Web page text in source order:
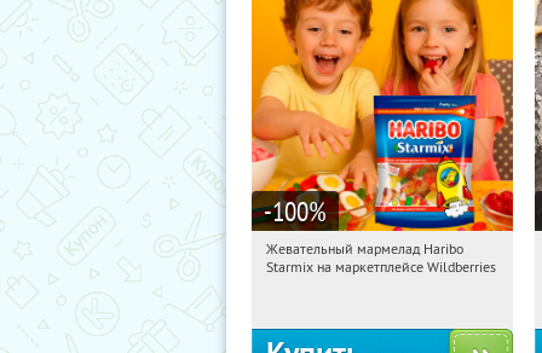
-100%
16:13:23 Получили:
Жевательный мармелад Haribo
Starmix на маркетплейсе Wildberries